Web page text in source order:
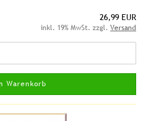
26,99 EUR
inkl. 19% MwSt. zzgl. Versand
Warenkorb